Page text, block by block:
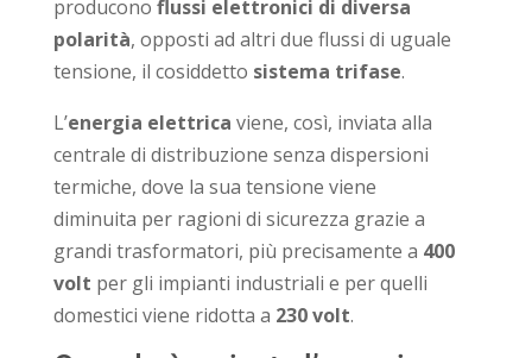
producono flussi elettronici di diversa
polarità, opposti ad altri due flussi di uguale
tensione, il cosiddetto sistema trifase.
L’energia elettrica viene, così, inviata alla
centrale di distribuzione senza dispersioni
termiche, dove la sua tensione viene
diminuita per ragioni di sicurezza grazie a
grandi trasformatori, più precisamente a 400
volt per gli impianti industriali e per quelli
domestici viene ridotta a 230 volt.